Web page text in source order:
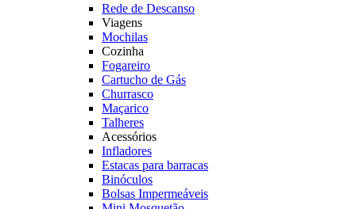
Rede de Descanso
Viagens
Mochilas
Cozinha
Fogareiro
Cartucho de Gás
Churrasco
Maçarico
Talheres
Acessórios
Infladores
Estacas para barracas
Binóculos
Bolsas Impermeáveis